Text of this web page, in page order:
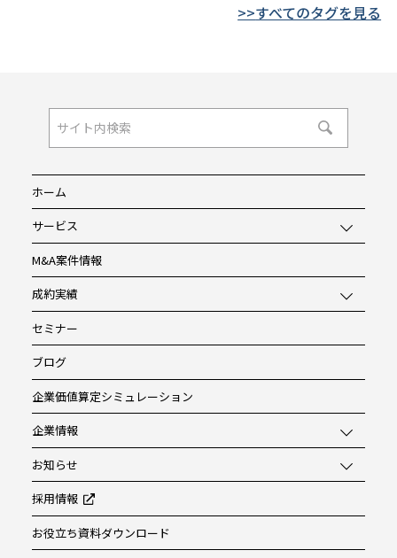
すべてのタグを見る
ホーム
サービス
M&A案件情報
成約実績
セミナー
ブログ
企業価値算定シミュレーション
企業情報
お知らせ
採用情報
お役立ち資料ダウンロード